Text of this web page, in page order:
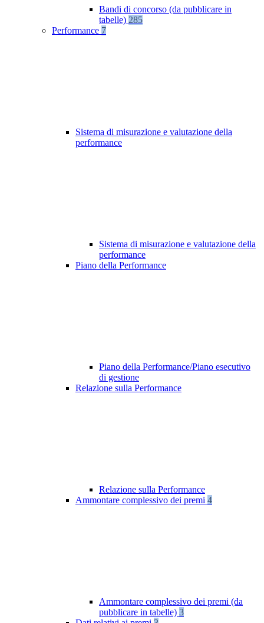
Bandi di concorso (da pubblicare in
tabelle) 285
Performance 7
Sistema di misurazione e valutazione della
performance
Sistema di misurazione e valutazione della
performance
Piano della Performance
Piano della Performance/Piano esecutivo
di gestione
Relazione sulla Performance
Relazione sulla Performance
Ammontare complessivo dei premi 4
Ammontare complessivo dei premi (da
pubblicare in tabelle) 3